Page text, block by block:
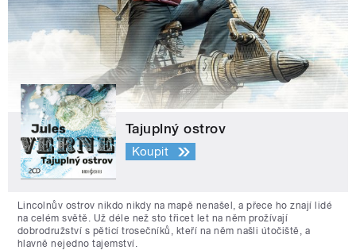
Tajuplný ostrov
Koupit
Lincolnův ostrov nikdo nikdy na mapě nenašel, a přece ho znají lidé
na celém světě. Už déle než sto třicet let na něm prožívají
dobrodružství s pěticí trosečníků, kteří na něm našli útočiště, a
hlavně nejedno tajemství.